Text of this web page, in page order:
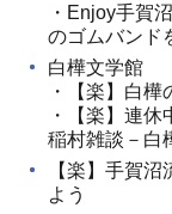
・Enjoy手賀
のゴムバンド
白樺文学館
・【楽】白
・【楽】連
稲村雑談－白
【楽】手賀
よう